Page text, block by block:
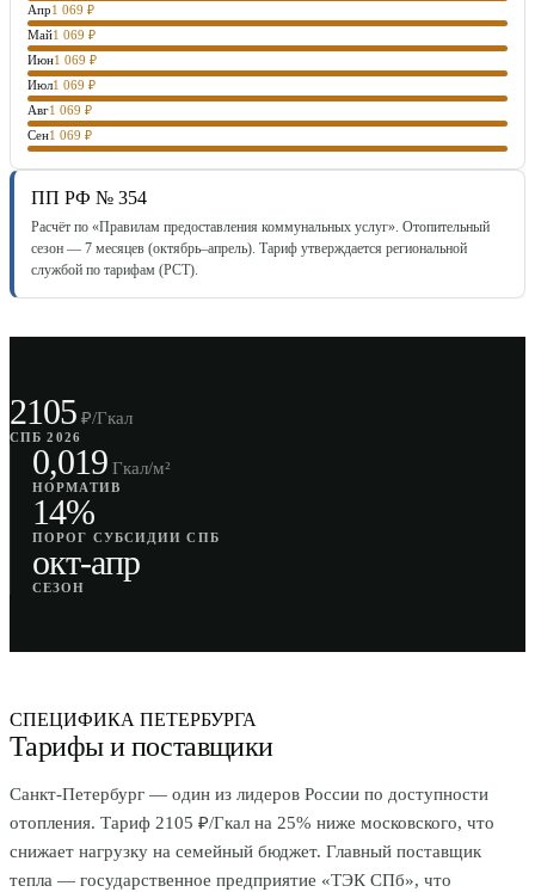
Апр1 069 ₽
Май1 069 ₽
Июн1 069 ₽
Июл1 069 ₽
Авг1 069 ₽
Сен1 069 ₽
ПП РФ № 354
Расчёт по «Правилам предоставления коммунальных услуг». Отопительный
сезон — 7 месяцев (октябрь–апрель). Тариф утверждается региональной
службой по тарифам (РСТ).
2105 ₽/Гкал
СПБ 2026
0,019 Гкал/м²
НОРМАТИВ
14%
ПОРОГ СУБСИДИИ СПБ
окт-апр
СЕЗОН
СПЕЦИФИКА ПЕТЕРБУРГА
Тарифы и поставщики
Санкт-Петербург — один из лидеров России по доступности
отопления. Тариф 2105 ₽/Гкал на 25% ниже московского, что
снижает нагрузку на семейный бюджет. Главный поставщик
тепла — государственное предприятие «ТЭК СПб», что